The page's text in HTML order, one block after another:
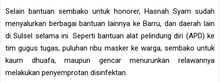
Selain bantuan sembako untuk honorer, Hasnah Syam sudah
menyalurkan berbagai bantuan lainnya ke Barru, dan daerah lain
di Sulsel selama ini. Seperti bantuan alat pelindung diri (APD) ke
tim gugus tugas, puluhan ribu masker ke warga, sembako untuk
kaum dhuafa, maupun gencar menurunkan relawannya
melakukan penyemprotan disinfektan.